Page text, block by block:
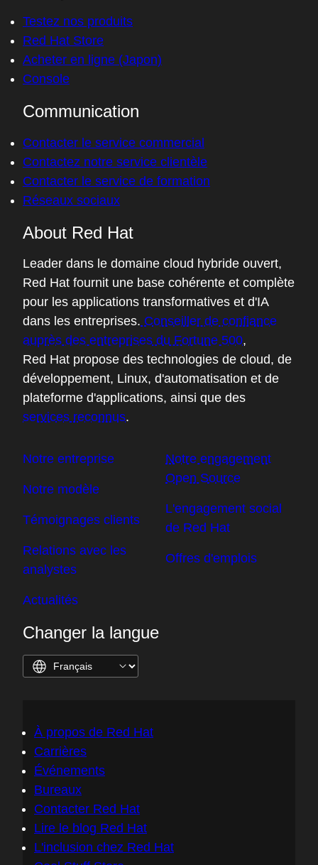
Testez nos produits
Red Hat Store
Acheter en ligne (Japon)
Console
Communication
Contacter le service commercial
Contactez notre service clientèle
Contacter le service de formation
Réseaux sociaux
About Red Hat
Leader dans le domaine cloud hybride ouvert,
Red Hat fournit une base cohérente et complète
pour les applications transformatives et d'IA
dans les entreprises. Conseiller de confiance
auprès des entreprises du Fortune 500,
Red Hat propose des technologies de cloud, de
développement, Linux, d'automatisation et de
plateforme d'applications, ainsi que des
services reconnus.
Notre entreprise
Notre modèle
Témoignages clients
Relations avec les
analystes
Actualités
Notre engagement
Open Source
L'engagement social
de Red Hat
Offres d'emplois
Changer la langue
À propos de Red Hat
Carrières
Événements
Bureaux
Contacter Red Hat
Lire le blog Red Hat
L'inclusion chez Red Hat